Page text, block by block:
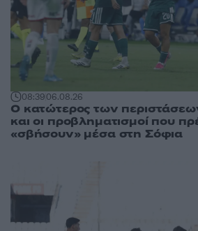
08:3906.08.26
Ο κατώτερος των
και οι προβληματισμοί που
«σβήσουν» μέσα στη Σόφια